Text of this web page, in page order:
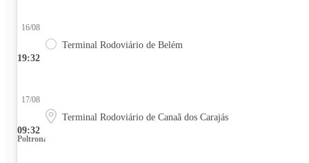
19:32
16/08
Terminal Rodoviário de Belém
09:32
17/08
Terminal Rodoviário de Canaã dos Carajás
Poltrona